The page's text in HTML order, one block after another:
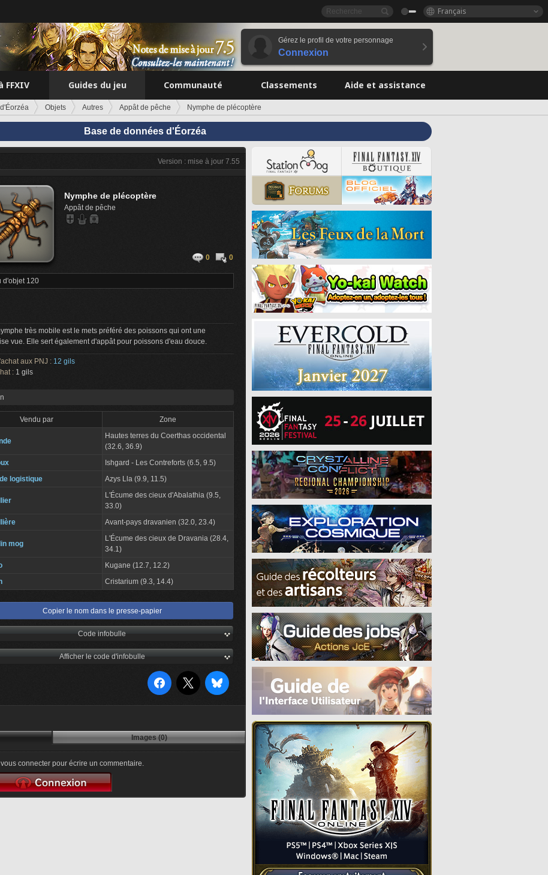
Français
Gérez le profil de votre personnage
Connexion
FFXIV Guides du jeu Communauté Classements Aide et assistance
Objets Autres Appât de pêche Nymphe de plécoptère
Base de données d'Éorzéa
Version : mise à jour 7.55
Nymphe de plécoptère
Appât de pêche
0 0
d'objet 120
très mobile est le mets préféré des poissons qui ont une
vue. Elle sert également d'appât pour poissons d'eau douce.
aux PNJ : 12 gils
: 1 gils
Vendu par Zone
Hautes terres du Coerthas occidental
(32.6, 36.9)
Ishgard - Les Contreforts (6.5, 9.5)
logistique
Azys Lla (9.9, 11.5)
L'Écume des cieux d'Abalathia (9.5,
33.0)
Avant-pays dravanien (32.0, 23.4)
mog
L'Écume des cieux de Dravania (28.4,
34.1)
Kugane (12.7, 12.2)
Cristarium (9.3, 14.4)
Copier le nom dans le presse-papier
Code infobulle
Afficher le code d'infobulle
Images (0)
connecter pour écrire un commentaire.